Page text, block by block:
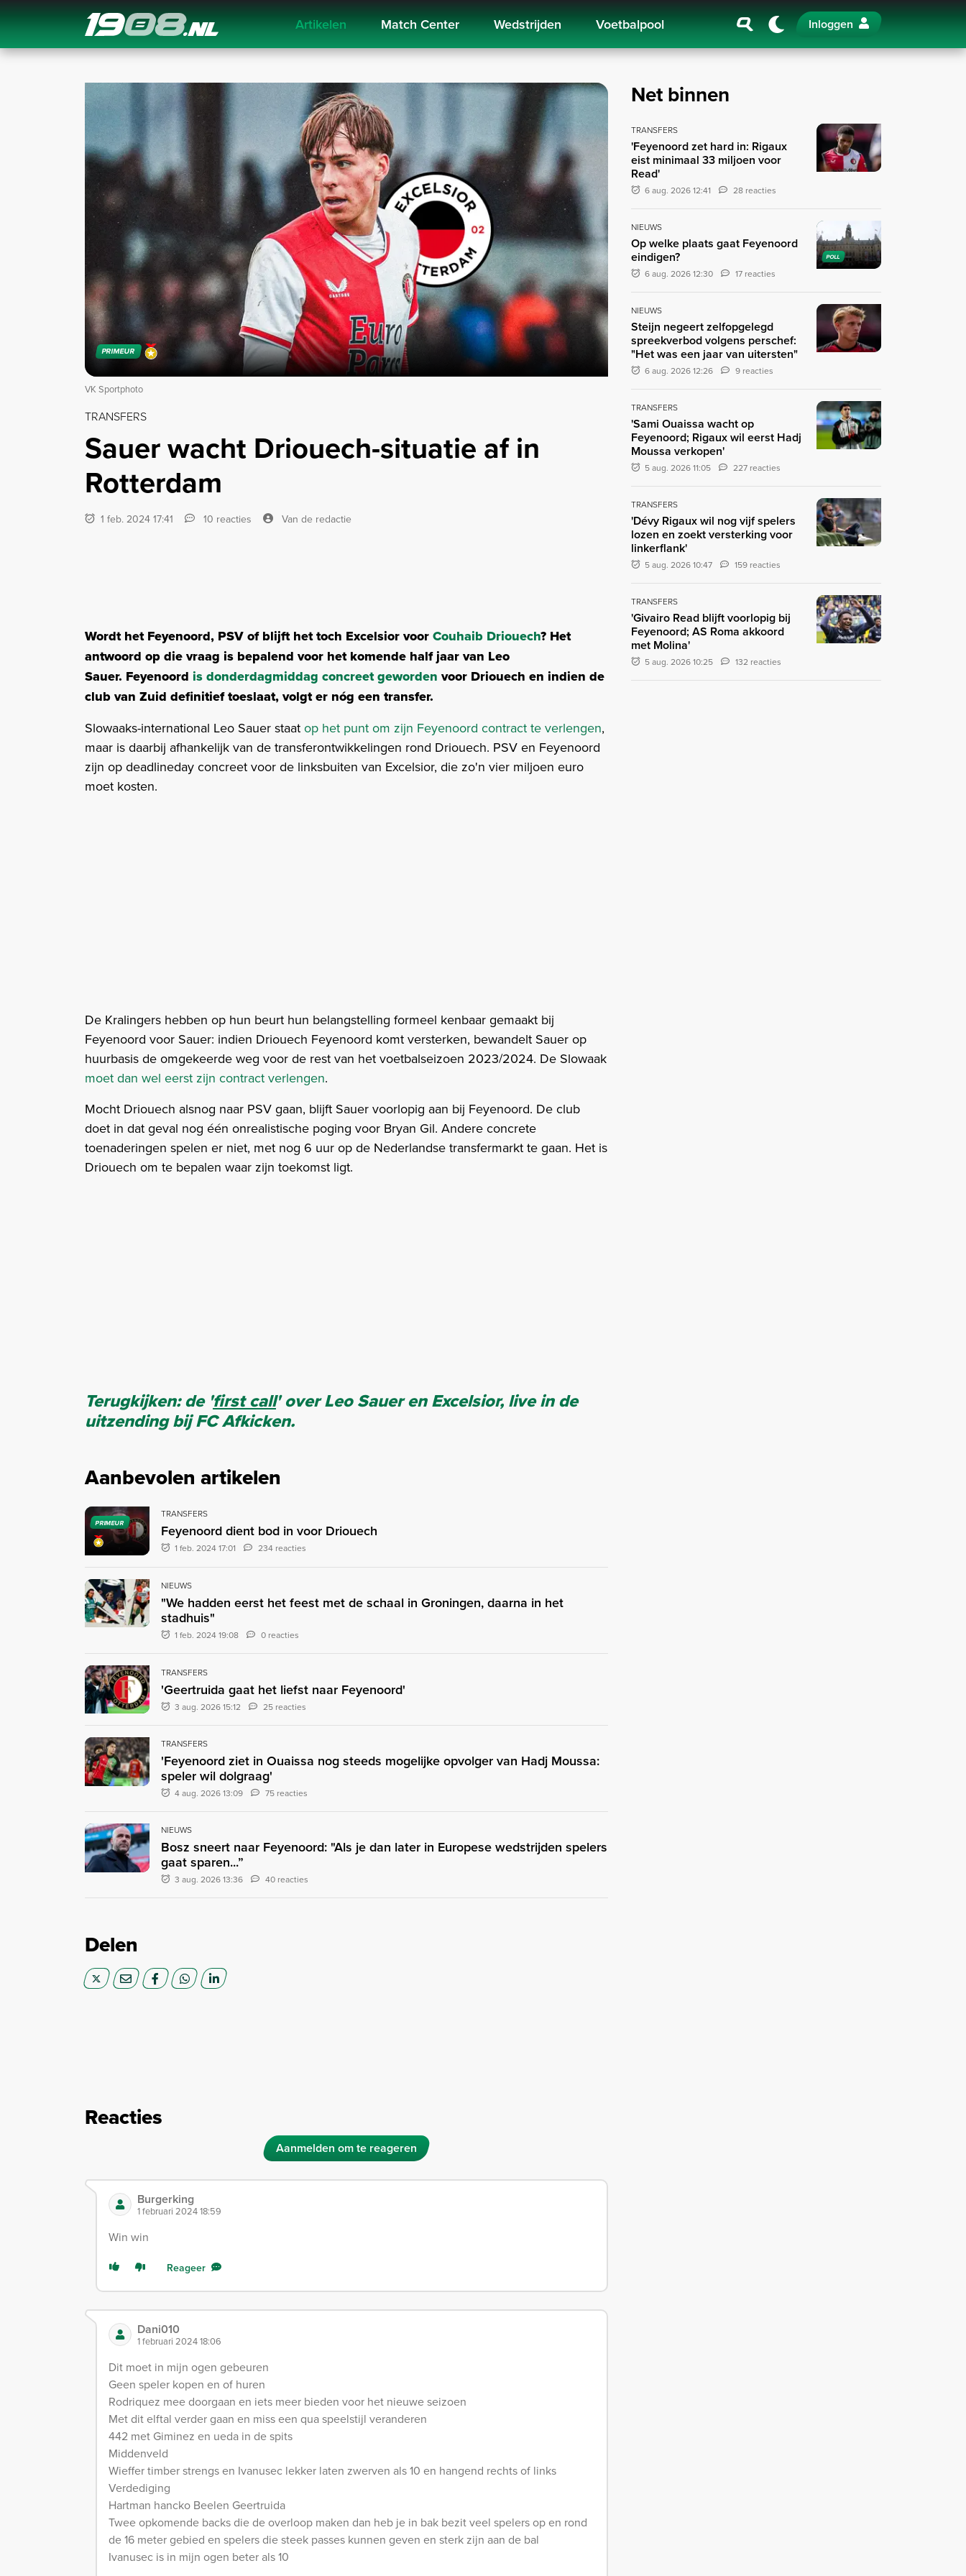
Navigation Artikelen Match Center Wedstrijden Voetbalpool Inloggen
PRIMEUR
VK Sportphoto
TRANSFERS
Sauer wacht Driouech-situatie af in
Rotterdam
1 feb. 2024 17:41 10 reacties Van de redactie
Wordt het Feyenoord, PSV of blijft het toch Excelsior voorCouhaib Driouech? Het
antwoord op die vraag is bepalend voor het komende half jaar van Leo
Sauer. Feyenoord is donderdagmiddag concreet geworden voor Driouech en indien de
club van Zuid definitief toeslaat, volgt er nóg een transfer.
Slowaaks-international Leo Sauer staat op het punt om zijn Feyenoord contract te verlengen,
maar is daarbij afhankelijk van de transferontwikkelingen rond Driouech. PSV en Feyenoord
zijn op deadlineday concreet voor de linksbuiten van Excelsior, die zo'n vier miljoen euro
moet kosten.
De Kralingers hebben op hun beurt hun belangstelling formeel kenbaar gemaakt bij
Feyenoord voor Sauer: indien Driouech Feyenoord komt versterken, bewandelt Sauer op
huurbasis de omgekeerde weg voor de rest van het voetbalseizoen 2023/2024. De Slowaak
moet dan wel eerst zijn contract verlengen.
Mocht Driouech alsnog naar PSV gaan, blijft Sauer voorlopig aan bij Feyenoord. De club
doet in dat geval nog één onrealistische poging voor Bryan Gil. Andere concrete
toenaderingen spelen er niet, met nog 6 uur op de Nederlandse transfermarkt te gaan. Het is
Driouech om te bepalen waar zijn toekomst ligt.
Terugkijken: de 'first call' over Leo Sauer en Excelsior, live in de
uitzending bij FC Afkicken.
Aanbevolen artikelen
PRIMEUR
TRANSFERS
Feyenoord dient bod in voor Driouech
1 feb. 2024 17:01 234 reacties
NIEUWS
"We hadden eerst het feest met de schaal in Groningen, daarna in het
stadhuis"
1 feb. 2024 19:08 0 reacties
TRANSFERS
'Geertruida gaat het liefst naar Feyenoord'
3 aug. 2026 15:12 25 reacties
TRANSFERS
'Feyenoord ziet in Ouaissa nog steeds mogelijke opvolger van Hadj Moussa:
speler wil dolgraag'
4 aug. 2026 13:09 75 reacties
NIEUWS
Bosz sneert naar Feyenoord: "Als je dan later in Europese wedstrijden spelers
gaat sparen...”
3 aug. 2026 13:36 40 reacties
Delen
Reacties
Aanmelden om te reageren
Burgerking
1 februari 2024 18:59
Win win
Reageer
Dani010
1 februari 2024 18:06
Dit moet in mijn ogen gebeuren
Geen speler kopen en of huren
Rodriquez mee doorgaan en iets meer bieden voor het nieuwe seizoen
Met dit elftal verder gaan en miss een qua speelstijl veranderen
442 met Giminez en ueda in de spits
Middenveld
Wieffer timber strengs en Ivanusec lekker laten zwerven als 10 en hangend rechts of links
Verdediging
Hartman hancko Beelen Geertruida
Twee opkomende backs die de overloop maken dan heb je in bak bezit veel spelers op en rond
de 16 meter gebied en spelers die steek passes kunnen geven en sterk zijn aan de bal
Ivanusec is in mijn ogen beter als 10
Net binnen
TRANSFERS
'Feyenoord zet hard in: Rigaux
eist minimaal 33 miljoen voor
Read'
6 aug. 2026 12:41 28 reacties
POLL
NIEUWS
Op welke plaats gaat Feyenoord
eindigen?
6 aug. 2026 12:30 17 reacties
NIEUWS
Steijn negeert zelfopgelegd
spreekverbod volgens perschef:
"Het was een jaar van uitersten"
6 aug. 2026 12:26 9 reacties
TRANSFERS
'Sami Ouaissa wacht op
Feyenoord; Rigaux wil eerst Hadj
Moussa verkopen'
5 aug. 2026 11:05 227 reacties
TRANSFERS
'Dévy Rigaux wil nog vijf spelers
lozen en zoekt versterking voor
linkerflank'
5 aug. 2026 10:47 159 reacties
TRANSFERS
'Givairo Read blijft voorlopig bij
Feyenoord; AS Roma akkoord
met Molina'
5 aug. 2026 10:25 132 reacties